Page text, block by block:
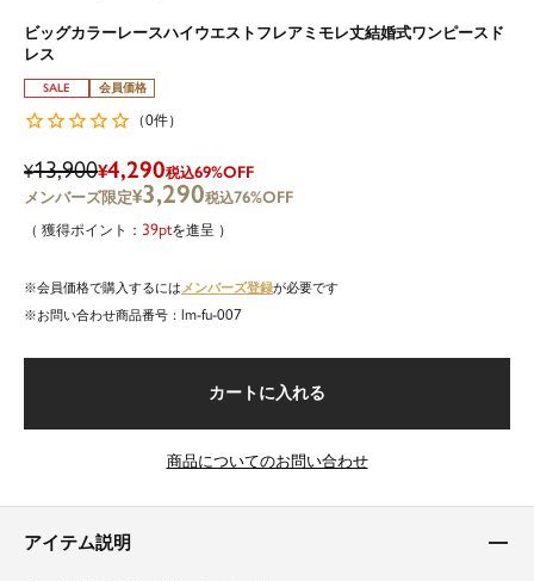
ビッグカラーレースハイウエストフレアミモレ丈結婚式ワンピースド
レス
SALE 会員価格
（0件）
¥13,900¥4,290税込69%OFF
¥3,290税込76%OFF
39 を進呈
会員価格で購入するにはメンバーズ登録が必要です
商品番号
lm-fu-007
カートに入れる
商品についてのお問い合わせ
アイテム説明